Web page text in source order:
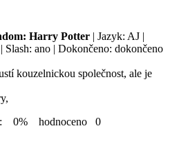
Harry Potter | Jazyk: AJ |
Slash: ano | Dokončeno: dokončeno
kouzelnickou společnost, ale je
0% hodnoceno 0